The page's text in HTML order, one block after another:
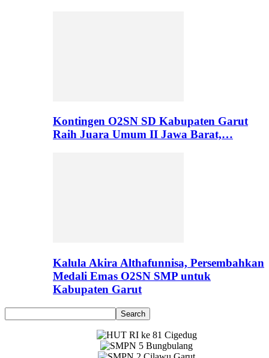
Kontingen O2SN SD Kabupaten Garut
Raih Juara Umum II Jawa Barat,…
Kalula Akira Althafunnisa, Persembahkan
Medali Emas O2SN SMP untuk
Kabupaten Garut